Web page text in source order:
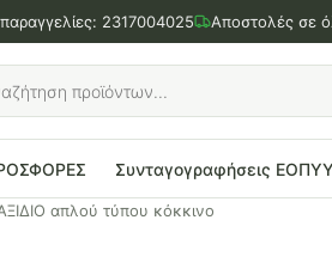
2317004025 Αποστολές σε
Συνταγογραφήσεις ΕΟΠΥΥ
απλού τύπου κόκκινο